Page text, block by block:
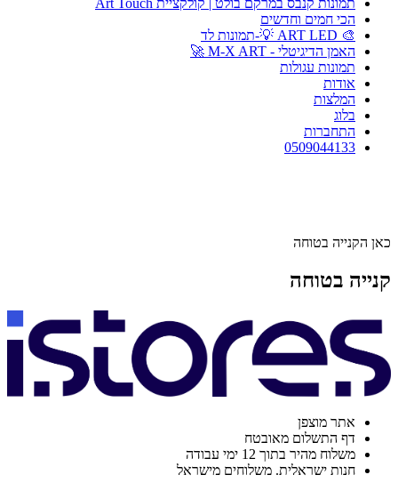
תמונות קנבס במרקם בולט | קולקציית Art Touch
הכי חמים וחדשים
🎨 ART LED 💡-תמונות לד
האמן הדיגיטלי - M-X ART 🚀
תמונות עגולות
אודות
המלצות
בלוג
התחברות
0509044133
כאן הקנייה בטוחה
קנייה בטוחה
אתר מוצפן
דף התשלום מאובטח
משלוח מהיר בתוך 12 ימי עבודה
חנות ישראלית. משלוחים מישראל